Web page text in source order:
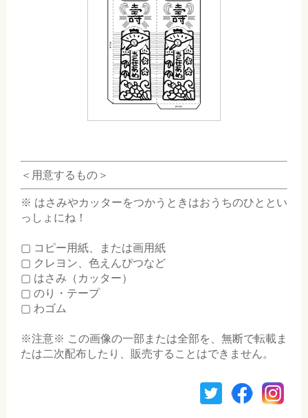
＜用意するもの＞
※ はさみやカッターをつかうときはおうちのひととい
っしょにね！
▢ コピー用紙、または画用紙
▢ クレヨン、色えんぴつなど
▢ はさみ（カッター）
▢ のり・テープ
▢ わゴム
※注意※ この画像の一部または全部を、無断で転載ま
たは二次配布したり、販売することはできません。